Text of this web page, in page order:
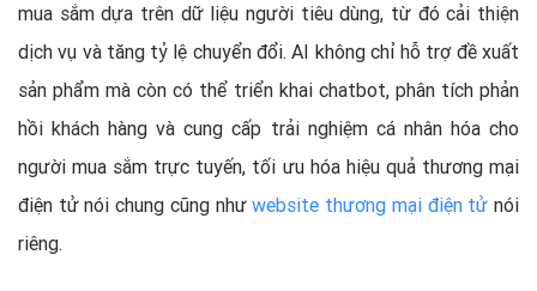
mua sắm dựa trên dữ liệu người tiêu dùng, từ đó cải thiện
dịch vụ và tăng tỷ lệ chuyển đổi. AI không chỉ hỗ trợ đề xuất
sản phẩm mà còn có thể triển khai chatbot, phân tích phản
hồi khách hàng và cung cấp trải nghiệm cá nhân hóa cho
người mua sắm trực tuyến, tối ưu hóa hiệu quả thương mại
điện tử nói chung cũng nhưwebsite thương mại điện tử nói
riêng.